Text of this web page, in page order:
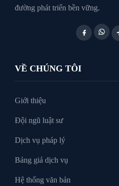
Xin tại ngoại
đường phát triển bền vững.
VỀ CHÚNG TÔI
Giới thiệu
Đội ngũ luật sư
Dịch vụ pháp lý
Bảng giá dịch vụ
Hệ thống văn bản